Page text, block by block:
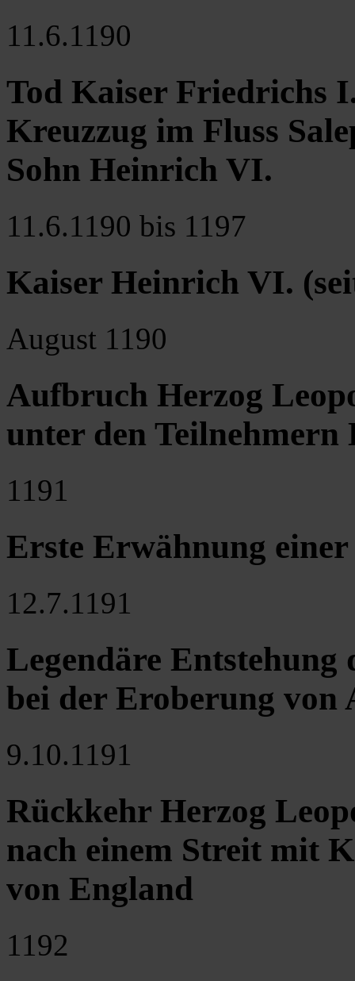
11.6.1190
Tod Kaiser Friedrichs
Kreuzzug im Fluss
Sohn Heinrich VI.
11.6.1190 bis 1197
Kaiser Heinrich VI.
August 1190
Aufbruch Herzog
unter den
1191
Erste Erwähnung
12.7.1191
Legendäre Entstehung
bei der Eroberung von
9.10.1191
Rückkehr Herzog
nach einem Streit mit
von England
1192